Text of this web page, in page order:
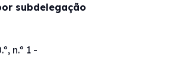
subdelegação
n.º 1 -